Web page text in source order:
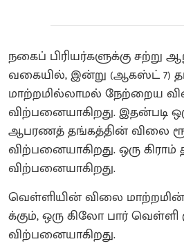
நகைப் பிரியர்களுக்கு சற்று
வகையில், இன்று (ஆகஸ்ட் 7)
மாற்றமில்லாமல் நேற்றைய
விற்பனையாகிறது. இதன்படி
ஆபரணத் தங்கத்தின் விலை
விற்பனையாகிறது. ஒரு கிராம்
விற்பனையாகிறது.
வெள்ளியின் விலை மாற்றமின்றி
க்கும், ஒரு கிலோ பார் வெள்ளி
விற்பனையாகிறது.